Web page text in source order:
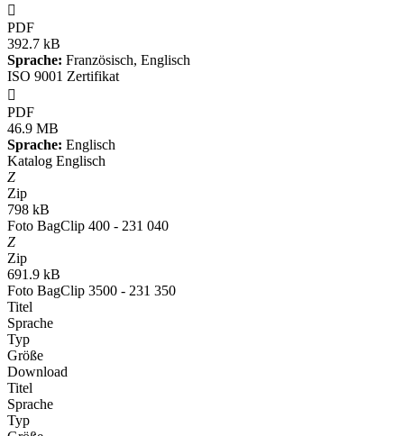

PDF
392.7 kB
Sprache: Französisch, Englisch
ISO 9001 Zertifikat

PDF
46.9 MB
Sprache: Englisch
Katalog Englisch
Z
Zip
798 kB
Foto BagClip 400 - 231 040
Z
Zip
691.9 kB
Foto BagClip 3500 - 231 350
Titel
Sprache
Typ
Größe
Download
Titel
Sprache
Typ